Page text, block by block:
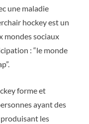
une maladie
hockey est un
mondes sociaux
: “le monde
forme et
ayant des
produisant les